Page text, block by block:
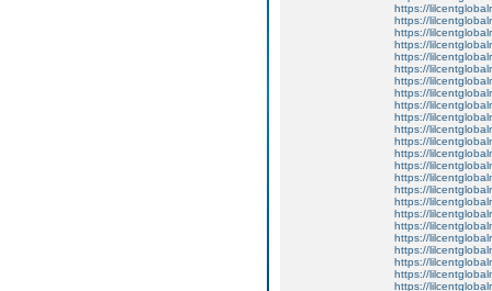
https://
https://
https://
https://
https://
https://
https://
https://
https://
https://
https://
https://
https://
https://
https://
https://
https://
https://
https://
https://
https://
https://
https://
https://